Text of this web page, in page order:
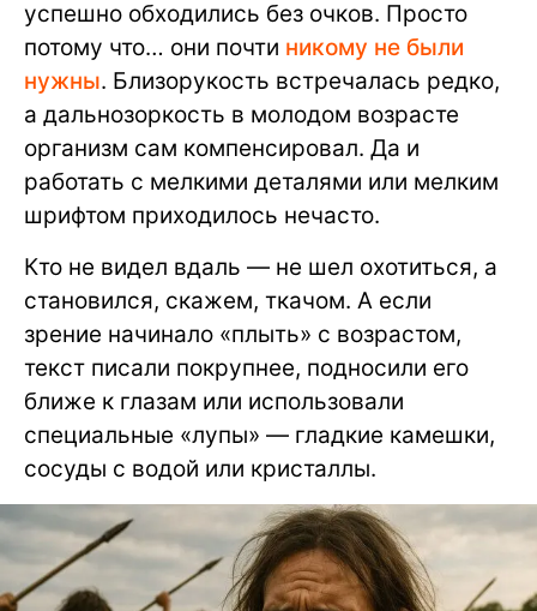
успешно обходились без очков. Просто
потому что… они почти никому не были
нужны. Близорукость встречалась редко,
а дальнозоркость в молодом возрасте
организм сам компенсировал. Да и
работать с мелкими деталями или мелким
шрифтом приходилось нечасто.
Кто не видел вдаль — не шел охотиться, а
становился, скажем, ткачом. А если
зрение начинало «плыть» с возрастом,
текст писали покрупнее, подносили его
ближе к глазам или использовали
специальные «лупы» — гладкие камешки,
сосуды с водой или кристаллы.